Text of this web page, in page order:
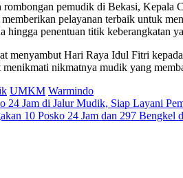
rombongan pemudik di Bekasi,
pelayanan terbaik untuk
hingga penentuan titik keberangkatan
menyambut Hari Raya Idul Fitri
menikmati nikmatnya mudik yang
UMKM Warmindo
10 Posko 24 Jam dan 297 Bengkel